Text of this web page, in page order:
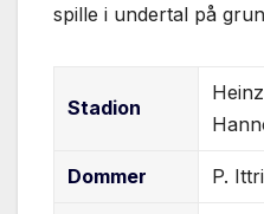
spille i undertal på
Stadion
Dommer P.